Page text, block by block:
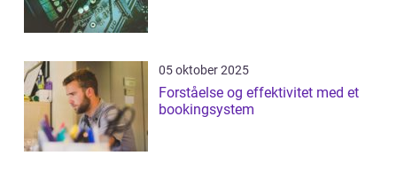
05 oktober 2025
Forståelse og effektivitet med et
bookingsystem